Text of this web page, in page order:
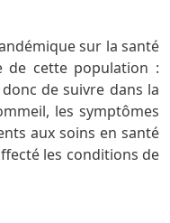
sur la santé
de cette population :
de suivre dans la
les symptômes
aux soins en santé
les conditions de